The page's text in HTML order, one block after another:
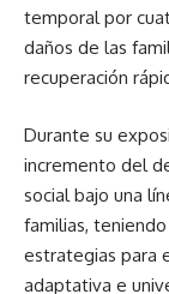
temporal por
daños de las
recuperación
Durante su
incremento del
social bajo una
familias,
estrategias para
adaptativa e